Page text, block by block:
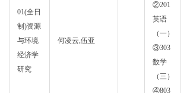
01(全日
制)资源
与环境
经济学
研究
何凌云,伍亚
②201
英语
（一）
③303
数学
（三）
④803